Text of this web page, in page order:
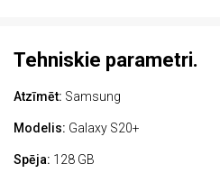
Tehniskie parametri.
Atzīmēt: Samsung
Modelis: Galaxy S20+
Spēja: 128 GB